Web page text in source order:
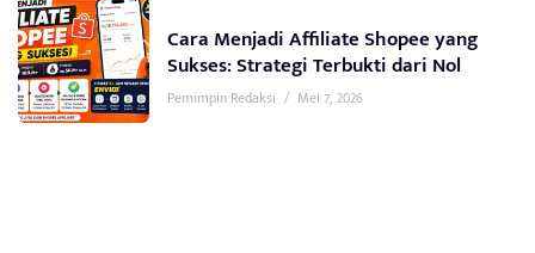
Cara Menjadi Affiliate Shopee yang
Sukses: Strategi Terbukti dari Nol
Pemimpin Redaksi / Mei 7, 2026